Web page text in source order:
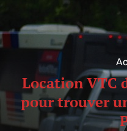
Location VTC
pour trouver